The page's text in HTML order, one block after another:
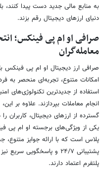
به منابع مالی جدید دست پیدا کنند،
دنیای ارزهای دیجیتال رقم بزند.
صرافی او ام پی فینکس؛
معامله‌گران
صرافی ارز دیجیتال او ام پی فینکس
امکانات متنوع، تجربه‌ای منحصر به
استفاده از جدیدترین تکنولوژی‌های
انجام معاملات بپردازند. علاوه بر
گسترده از ارزهای دیجیتال، کاربران
یکی از ویژگی‌های برجسته او ام پی
پلاس است که با ارائه جوایز متنوع،
پشتیبانی ۲۴/۷ و
پلتفرم اعتماد دارند.